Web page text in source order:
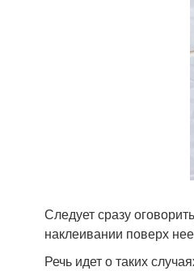
Следует сразу
наклеивании поверх
Речь идет о таких